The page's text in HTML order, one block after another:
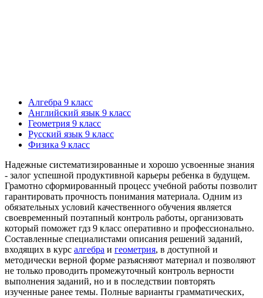
Алгебра 9 класс
Английский язык 9 класс
Геометрия 9 класс
Русский язык 9 класс
Физика 9 класс
Надежные систематизированные и хорошо усвоенные знания
- залог успешной продуктивной карьеры ребенка в будущем.
Грамотно сформированный процесс учебной работы позволит
гарантировать прочность понимания материала. Одним из
обязательных условий качественного обучения является
своевременный поэтапный контроль работы, организовать
который поможет гдз 9 класс оперативно и профессионально.
Составленные специалистами описания решений заданий,
входящих в курс алгебра и геометрия, в доступной и
методически верной форме разъясняют материал и позволяют
не только проводить промежуточный контроль верности
выполнения заданий, но и в последствии повторять
изученные ранее темы. Полные варианты грамматических,